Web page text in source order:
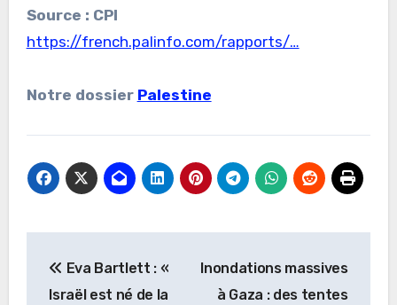
Source : CPI
https://french.palinfo.com/rapports/…
Notre dossier Palestine
de
Eva Bartlett : «
Israël est né de la
Inondations massives
à Gaza : des tentes